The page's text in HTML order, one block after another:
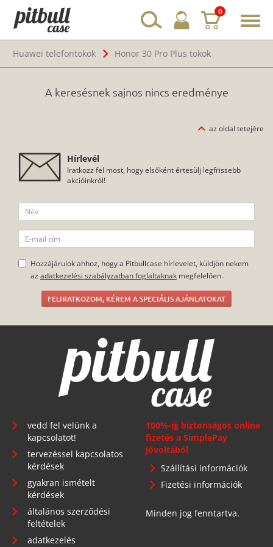
0
Huawei telefontokok
Honor 30 Pro Plus tokok
A keresésnek sajnos nincs eredménye
az oldal tetejére
Hírlevél
Iratkozz fel most, hogy elsőként értesülj legfrissebb
akcióinkról!
Hozzájárulok ahhoz, hogy a Pitbullcase hírlevelet, küldjön nekem
az adatkezelési szabályzatban foglaltaknak megfelelően.
FELIRATKOZOM, KÉREM A SPECIÁLIS AJÁNLATOKAT
vedd fel velünk a
kapcsolatot!
tervezéssel kapcsolatos
kérdések
gyakran ismételt
kérdések
általános szerződési
feltételek
adatkezelés
100%-ig biztonságos online
fizetés a SimplePay
jóvoltából
Szállítási információk
Fizetési információk
Minden jog fenntartva.